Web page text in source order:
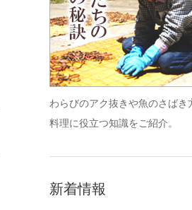
ごぼう
わらびのアク抜きや魚のさばき
料理に役立つ知識をご紹介。
新着情報